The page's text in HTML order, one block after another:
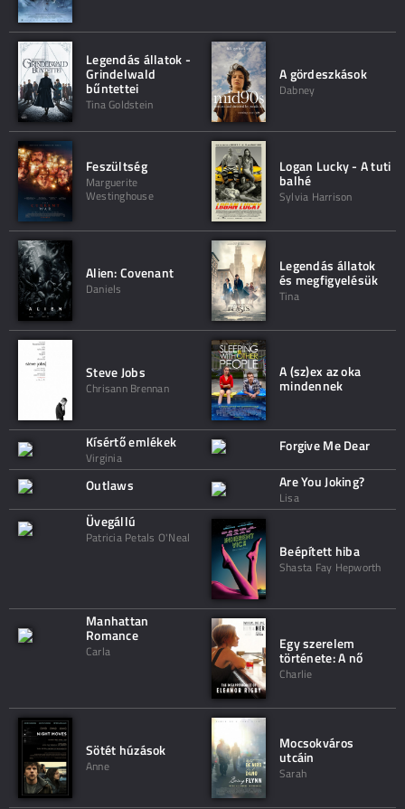
Legendás állatok -
Grindelwald
bűntettei
Tina Goldstein
A gördeszkások
Dabney
Feszültség
Marguerite
Westinghouse
Logan Lucky - A tuti
balhé
Sylvia Harrison
Alien: Covenant
Daniels
Legendás állatok
és megfigyelésük
Tina
Steve Jobs
Chrisann Brennan
A (sz)ex az oka
mindennek
Kísértő emlékek
Virginia
Forgive Me Dear
Outlaws Are You Joking?
Lisa
Üvegállú
Patricia Petals O'Neal
Beépített hiba
Shasta Fay Hepworth
Manhattan
Romance
Carla Egy szerelem
története: A nő
Charlie
Sötét húzások
Anne
Mocsokváros
utcáin
Sarah